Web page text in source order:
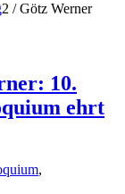
2 / Götz Werner
10.
ehrt
,